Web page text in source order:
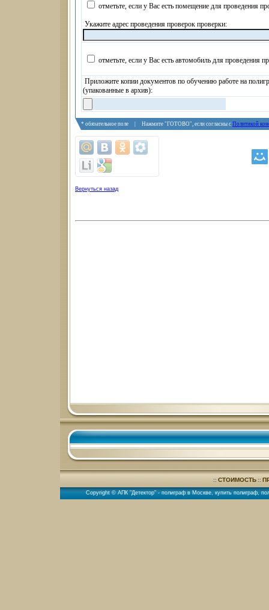
отметьте, если у Вас есть помещение для проведения
Укажите адрес проведения проверок проверки:
отметьте, если у Вас есть автомобиль для проведения
Приложите копии документов по обучению работе на
(упакованные в архив):
* обязательное поле | Нажмите "ГОТОВО", если согласны с Политикой
Вернуться назад
:: СТОИМОСТЬ::
Copyright © АПК "Детектор" - полиграф в Москве, купить полиграф,